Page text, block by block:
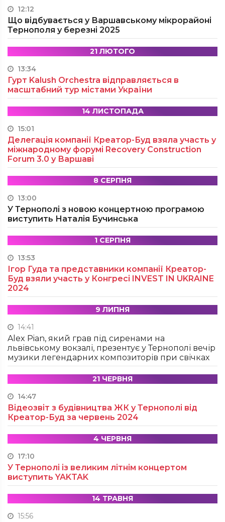
12:12
Що відбувається у Варшавському мікрорайоні
Тернополя у березні 2025
21 ЛЮТОГО
13:34
Гурт Kalush Orchestra відправляється в
масштабний тур містами України
14 ЛИСТОПАДА
15:01
Делегація компанії Креатор-Буд взяла участь у
міжнародному форумі Recovery Construction
Forum 3.0 у Варшаві
8 СЕРПНЯ
13:00
У Тернополі з новою концертною програмою
виступить Наталія Бучинська
1 СЕРПНЯ
13:53
Ігор Гуда та представники компанії Креатор-
Буд взяли участь у Конгресі INVEST IN UKRAINE
2024
9 ЛИПНЯ
14:41
Alex Pian, який грав під сиренами на
львівському вокзалі, презентує у Тернополі вечір
музики легендарних композиторів при свічках
21 ЧЕРВНЯ
14:47
Відеозвіт з будівництва ЖК у Тернополі від
Креатор-Буд за червень 2024
4 ЧЕРВНЯ
17:10
У Тернополі із великим літнім концертом
виступить YAKTAK
14 ТРАВНЯ
15:56